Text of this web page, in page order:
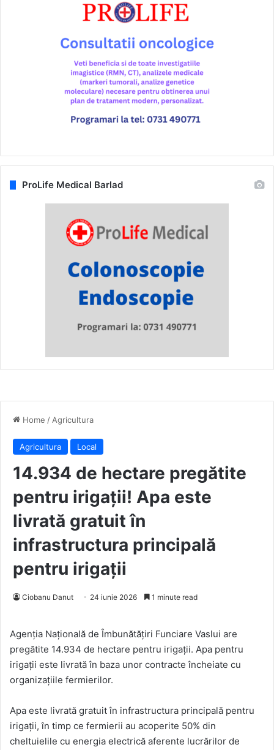
Home / Agricultura
Agricultura Local
14.934 de hectare pregătite
pentru irigații! Apa este
livrată gratuit în
infrastructura principală
pentru irigații
Ciobanu Danut 24 iunie 2026 1 minute read
Agenţia Naţională de Îmbunătățiri Funciare Vaslui are
pregătite 14.934 de hectare pentru irigații. Apa pentru
irigații este livrată în baza unor contracte încheiate cu
organizațiile fermierilor.
Apa este livrată gratuit în infrastructura principală pentru
irigații, în timp ce fermierii au acoperite 50% din
cheltuielile cu energia electrică aferente lucrărilor de
ProLife Medical Barlad